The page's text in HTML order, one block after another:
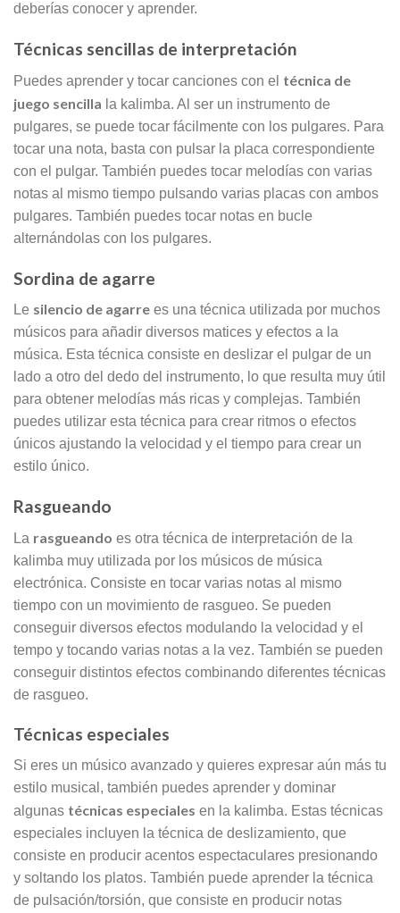
deberías conocer y aprender.
Técnicas sencillas de interpretación
Puedes aprender y tocar canciones con el técnica de
juego sencilla la kalimba. Al ser un instrumento de
pulgares, se puede tocar fácilmente con los pulgares. Para
tocar una nota, basta con pulsar la placa correspondiente
con el pulgar. También puedes tocar melodías con varias
notas al mismo tiempo pulsando varias placas con ambos
pulgares. También puedes tocar notas en bucle
alternándolas con los pulgares.
Sordina de agarre
Le silencio de agarre es una técnica utilizada por muchos
músicos para añadir diversos matices y efectos a la
música. Esta técnica consiste en deslizar el pulgar de un
lado a otro del dedo del instrumento, lo que resulta muy útil
para obtener melodías más ricas y complejas. También
puedes utilizar esta técnica para crear ritmos o efectos
únicos ajustando la velocidad y el tiempo para crear un
estilo único.
Rasgueando
La rasgueando es otra técnica de interpretación de la
kalimba muy utilizada por los músicos de música
electrónica. Consiste en tocar varias notas al mismo
tiempo con un movimiento de rasgueo. Se pueden
conseguir diversos efectos modulando la velocidad y el
tempo y tocando varias notas a la vez. También se pueden
conseguir distintos efectos combinando diferentes técnicas
de rasgueo.
Técnicas especiales
Si eres un músico avanzado y quieres expresar aún más tu
estilo musical, también puedes aprender y dominar
algunas técnicas especiales en la kalimba. Estas técnicas
especiales incluyen la técnica de deslizamiento, que
consiste en producir acentos espectaculares presionando
y soltando los platos. También puede aprender la técnica
de pulsación/torsión, que consiste en producir notas